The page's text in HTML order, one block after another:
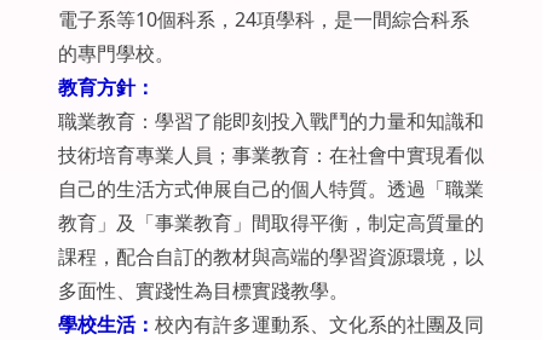
電子系等10個科系，24項學科，是一間綜合科系
的專門學校。
教育方針：
職業教育：學習了能即刻投入戰鬥的力量和知識和
技術培育專業人員；事業教育：在社會中實現看似
自己的生活方式伸展自己的個人特質。透過「職業
教育」及「事業教育」間取得平衡，制定高質量的
課程，配合自訂的教材與高端的學習資源環境，以
多面性、實踐性為目標實踐教學。
學校生活： 校內有許多運動系、文化系的社團及同